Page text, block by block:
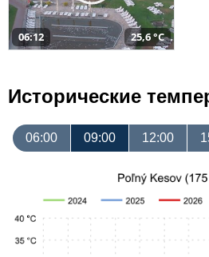
06:12 25,6 °C
Исторические
06:00 09:00 12:00